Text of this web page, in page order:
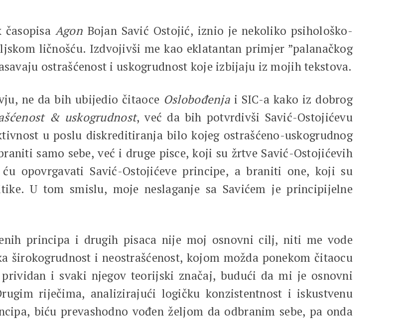
Agon Bojan Savić Ostojić, iznio je nekoliko psihološko-
ličnošću. Izdvojivši me kao eklatantan primjer ”palanačkog
ostrašćenost i uskogrudnost koje izbijaju iz mojih tekstova.
ne da bih ubijedio čitaoce Oslobođenja i SIC-a kako iz dobrog
& uskogrudnost, već da bih potvrdivši Savić-Ostojićevu
u poslu diskreditiranja bilo kojeg ostrašćeno-uskogrudnog
samo sebe, već i druge pisce, koji su žrtve Savić-Ostojićevih
opovrgavati Savić-Ostojićeve principe, a braniti one, koji su
U tom smislu, moje neslaganje sa Savićem je principijelne
principa i drugih pisaca nije moj osnovni cilj, niti me vode
i neostrašćenost, kojom možda ponekom čitaocu
i svaki njegov teorijski značaj, budući da mi je osnovni
riječima, analizirajući logičku konzistentnost i iskustvenu
biću prevashodno vođen željom da odbranim sebe, pa onda